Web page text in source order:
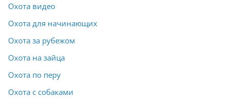
Охота видео
Охота для начинающих
Охота за рубежом
Охота на зайца
Охота по перу
Охота с собаками